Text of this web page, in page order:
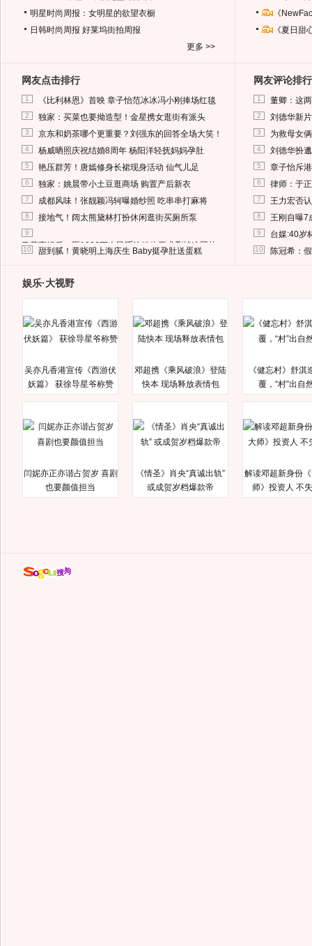
明星时尚周报：女明星的欲望衣橱
日韩时尚周报 好莱坞街拍周报
更多 >>
《
《夏日
网友点击排行
1 《比利林恩》首映 章子怡范冰冰冯小刚捧场红毯
2 独家：买菜也要拗造型！金星携女逛街有派头
3 京东和奶茶哪个更重要？刘强东的回答全场大笑！
4 杨威晒照庆祝结婚8周年 杨阳洋轻抚妈妈孕肚
5 艳压群芳！唐嫣修身长裙现身活动 仙气儿足
6 独家：姚晨带小土豆逛商场 购置产后新衣
7 成都风味！张靓颖冯轲曝婚纱照 吃串串打麻将
8 接地气！阔太熊黛林打扮休闲逛街买厕所泵
9
马蓉离婚后，砸1000万人民币给媒体要求删掉这照片
10 甜到腻！黄晓明上海庆生 Baby挺孕肚送蛋糕
网友评论排行
1 董卿：这
2 刘德华新
3 为救母女
4 刘德华扮
5 章子怡斥
6 律师：于
7 王力宏否
8 王刚自曝7
9 台媒:40岁
10 陈冠希：
娱乐·大视野
吴亦凡香港宣传《西游伏
妖篇》 获徐导星爷称赞
邓超携《乘风破浪》登陆
快本 现场释放表情包
《健忘村》舒淇
覆，“村”出自
闫妮亦正亦谐占贺岁 喜剧
也要颜值担当
《情圣》肖央“真诚出轨”
或成贺岁档爆款帝
解读邓超新身份
师》投资人 不